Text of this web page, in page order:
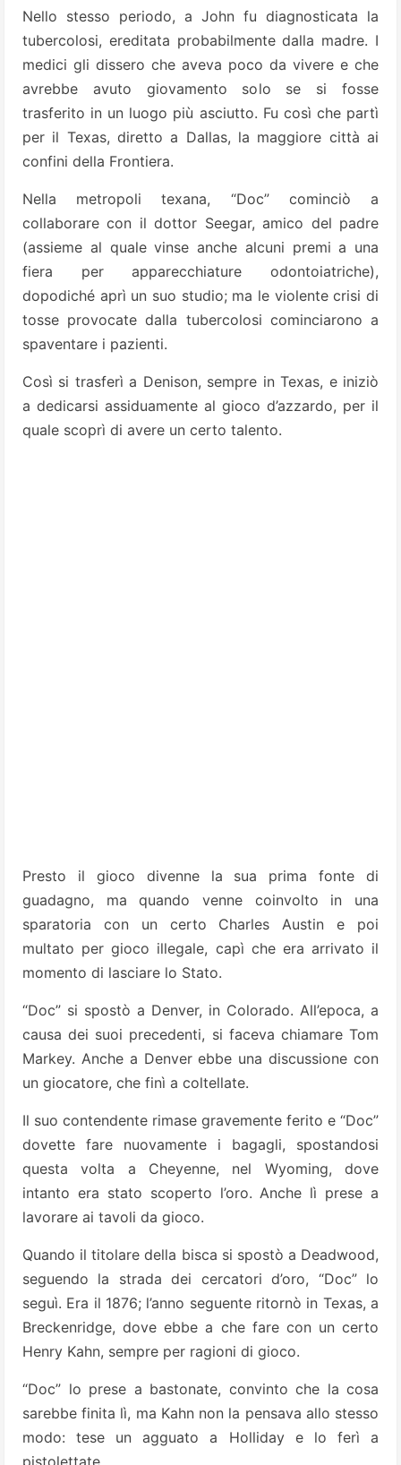
Nello stesso periodo, a John fu diagnosticata la
tubercolosi, ereditata probabilmente dalla madre. I
medici gli dissero che aveva poco da vivere e che
avrebbe avuto giovamento solo se si fosse
trasferito in un luogo più asciutto. Fu così che partì
per il Texas, diretto a Dallas, la maggiore città ai
confini della Frontiera.
Nella metropoli texana, “Doc” cominciò a
collaborare con il dottor Seegar, amico del padre
(assieme al quale vinse anche alcuni premi a una
fiera per apparecchiature odontoiatriche),
dopodiché aprì un suo studio; ma le violente crisi di
tosse provocate dalla tubercolosi cominciarono a
spaventare i pazienti.
Così si trasferì a Denison, sempre in Texas, e iniziò
a dedicarsi assiduamente al gioco d’azzardo, per il
quale scoprì di avere un certo talento.
Presto il gioco divenne la sua prima fonte di
guadagno, ma quando venne coinvolto in una
sparatoria con un certo Charles Austin e poi
multato per gioco illegale, capì che era arrivato il
momento di lasciare lo Stato.
“Doc” si spostò a Denver, in Colorado. All’epoca, a
causa dei suoi precedenti, si faceva chiamare Tom
Markey. Anche a Denver ebbe una discussione con
un giocatore, che finì a coltellate.
Il suo contendente rimase gravemente ferito e “Doc”
dovette fare nuovamente i bagagli, spostandosi
questa volta a Cheyenne, nel Wyoming, dove
intanto era stato scoperto l’oro. Anche lì prese a
lavorare ai tavoli da gioco.
Quando il titolare della bisca si spostò a Deadwood,
seguendo la strada dei cercatori d’oro, “Doc” lo
seguì. Era il 1876; l’anno seguente ritornò in Texas, a
Breckenridge, dove ebbe a che fare con un certo
Henry Kahn, sempre per ragioni di gioco.
“Doc” lo prese a bastonate, convinto che la cosa
sarebbe finita lì, ma Kahn non la pensava allo stesso
modo: tese un agguato a Holliday e lo ferì a
pistolettate.